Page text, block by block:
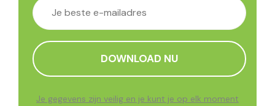
Je gegevens zijn veilig en je kunt je op elk moment